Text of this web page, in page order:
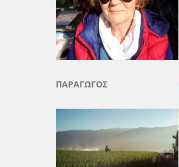
ΠΑΡΑΓΩΓΟΣ